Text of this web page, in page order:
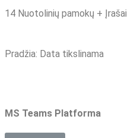
14 Nuotolinių pamokų + Įrašai
Pradžia: Data tikslinama
MS Teams Platforma